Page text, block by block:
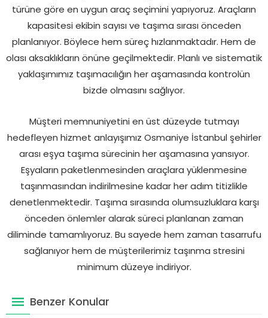
türüne göre en uygun araç seçimini yapıyoruz. Araçların
kapasitesi ekibin sayısı ve taşıma sırası önceden
planlanıyor. Böylece hem süreç hızlanmaktadır. Hem de
olası aksaklıkların önüne geçilmektedir. Planlı ve sistematik
yaklaşımımız taşımacılığın her aşamasında kontrolün
bizde olmasını sağlıyor.
Müşteri memnuniyetini en üst düzeyde tutmayı
hedefleyen hizmet anlayışımız Osmaniye İstanbul şehirler
arası eşya taşıma sürecinin her aşamasına yansıyor.
Eşyaların paketlenmesinden araçlara yüklenmesine
taşınmasından indirilmesine kadar her adım titizlikle
denetlenmektedir. Taşıma sırasında olumsuzluklara karşı
önceden önlemler alarak süreci planlanan zaman
diliminde tamamlıyoruz. Bu sayede hem zaman tasarrufu
sağlanıyor hem de müşterilerimiz taşınma stresini
minimum düzeye indiriyor.
Benzer Konular